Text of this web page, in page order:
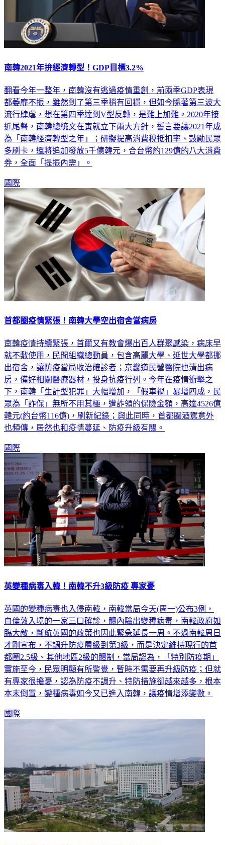
南韓2021年拚經濟轉型！GDP目標3.2%
翻看今年一整年，南韓沒有逃過疫情重創，前兩季GDP表現
都萎靡不振，雖然到了第三季稍有回穩，但如今隨著第三波大
流行肆虐，想在第四季達到V型反轉，是難上加難。2020年接
近尾聲，南韓總統文在寅就立下兩大方針，誓言要讓2021年成
為「南韓經濟轉型之年」；研擬提高消費稅抵扣率、鼓勵民眾
多刷卡，還將追加發放5千億韓元，合台幣約129億的八大消費
券，全面「提振內需」。
國際
首都圈疫情緊張！南韓大學空出宿舍當病房
南韓疫情持續緊張，首爾又有教會爆出百人群聚感染，病床早
就不敷使用，民間組織總動員，包含高麗大學、延世大學都挪
出宿舍，讓防疫當局收治確診者；京畿道民營醫院也清出病
房，備好相關醫療器材，投身抗疫行列。今年在疫情衝擊之
下，南韓「生計型犯罪」大幅增加，「假車禍」暴增四成，民
眾為「詐保」無所不用其極，遭詐領的保險金額，高達4526億
韓元(約台幣116億)，刷新紀錄；與此同時，首都圈酒駕意外
也頻傳，居然也和疫情蔓延、防疫升級有關。
國際
英變種病毒入韓！南韓不升3級防疫 專家憂
英國的變種病毒也入侵南韓，南韓當局今天(周一)公布3例，
自倫敦入境的一家三口確診，體內驗出變種病毒，南韓政府如
臨大敵，斷航英國的政策也因此緊急延長一周。不過南韓周日
才剛宣布，不調升防疫層級到第3級，而是決定維持現行的首
都圈2.5級、其他地區2級的體制，當局認為，「特別防疫期」
實施至今，民眾明顯有所警覺，暫時不需要再升級防疫；但就
有專家很擔憂，認為防疫不調升、特防措施卻越來越多，根本
本末倒置，變種病毒如今又已進入南韓，讓疫情增添變數。
國際